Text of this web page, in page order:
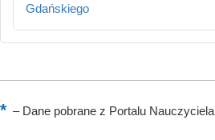
Gdańskiego
–Dane pobrane z Portalu Nauczyciela